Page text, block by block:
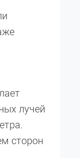
лучей
сторон